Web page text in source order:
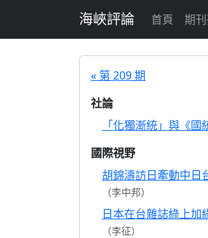
海峽評論 首頁 期
« 第 209 期
社論
「化獨漸統」與《國
國際視野
胡錦濤訪日牽動中日
（李中邦）
日本在台雜誌綠上加
（李征）